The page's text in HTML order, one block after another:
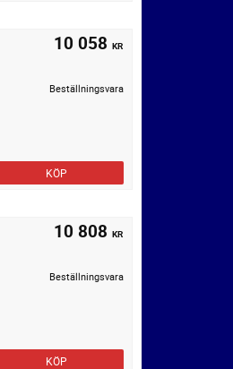
10 058 KR
Beställningsvara
KÖP
10 808 KR
Beställningsvara
KÖP